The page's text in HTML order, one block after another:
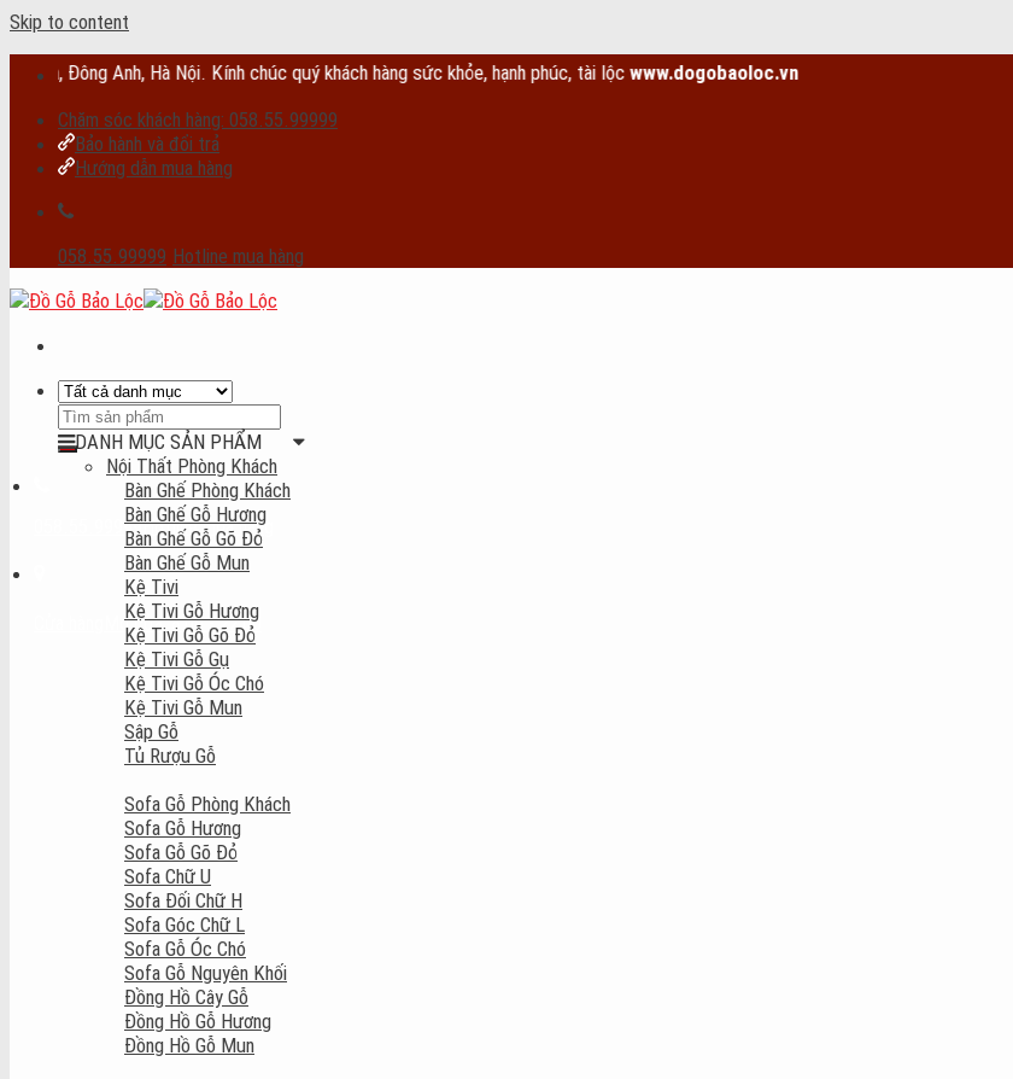
Skip to content
Anh, Hà Nội. Kính chúc quý khách hàng sức khỏe, hạnh phúc, tài lộcwww.dogobaoloc.vn
Chăm sóc khách hàng: 058.55.99999
Bảo hành và đổi trả
Hướng dẫn mua hàng
058.55.99999 Hotline mua hàng
058.55.99999Hotline mua hàng
Mở cửa: 8:00 - 22:00
DANH MỤC SẢN PHẨM
Nội Thất Phòng Khách
Bàn Ghế Phòng Khách
Bàn Ghế Gỗ Hương
Bàn Ghế Gỗ Gõ Đỏ
Bàn Ghế Gỗ Mun
Kệ Tivi
Kệ Tivi Gỗ Hương
Kệ Tivi Gỗ Gõ Đỏ
Kệ Tivi Gỗ Gụ
Kệ Tivi Gỗ Óc Chó
Kệ Tivi Gỗ Mun
Sập Gỗ
Tủ Rượu Gỗ
Sofa Gỗ Phòng Khách
Sofa Gỗ Hương
Sofa Gỗ Gõ Đỏ
Sofa Chữ U
Sofa Đối Chữ H
Sofa Góc Chữ L
Sofa Gỗ Óc Chó
Sofa Gỗ Nguyên Khối
Đồng Hồ Cây Gỗ
Đồng Hồ Gỗ Hương
Đồng Hồ Gỗ Mun